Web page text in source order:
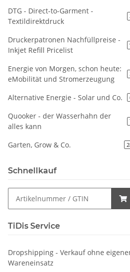
DTG - Direct-to-Garment -
Textildirektdruck
Druckerpatronen Nachfüllpreise -
Inkjet Refill Pricelist
Energie von Morgen, schon heute:
eMobilität und Stromerzeugung
Alternative Energie - Solar und Co.
Quooker - der Wasserhahn der
alles kann
Garten, Grow & Co.
Schnellkauf
TiDis Service
Dropshipping - Verkauf ohne
Wareneinsatz